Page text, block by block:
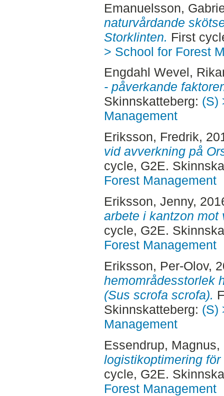
Emanuelsson,
naturvårdande
Storklinten. First
> School for Forest
Engdahl Wevel,
- påverkande
Skinnskatteberg: (S)
Management
Eriksson, Fredrik,
vid avverkning på
cycle, G2E.
Forest Management
Eriksson, Jenny,
arbete i kantzon mot
cycle, G2E.
Forest Management
Eriksson, Per-Olov,
hemområdesstorlek
(Sus scrofa scrofa).
Skinnskatteberg: (S)
Management
Essendrup, Magnus,
logistikoptimering
cycle, G2E.
Forest Management